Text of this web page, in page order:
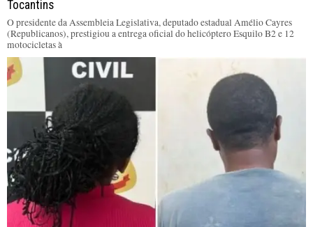
Tocantins
O presidente da Assembleia Legislativa, deputado estadual Amélio Cayres
(Republicanos), prestigiou a entrega oficial do helicóptero Esquilo B2 e 12
motocicletas à